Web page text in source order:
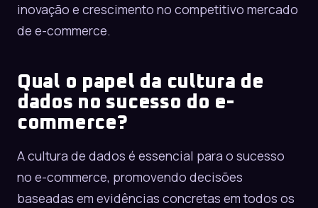
inovação e crescimento no competitivo mercado
de e-commerce.
Qual o papel da cultura de
dados no sucesso do e-
commerce?
A cultura de dados é essencial para o sucesso
no e-commerce, promovendo decisões
baseadas em evidências concretas em todos os